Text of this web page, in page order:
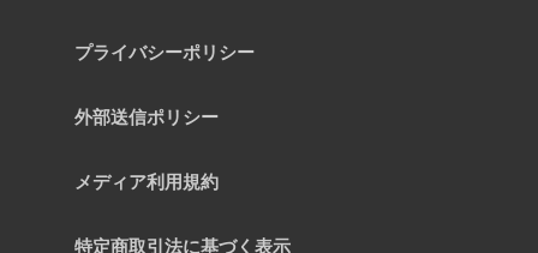
プライバシーポリシー
外部送信ポリシー
メディア利用規約
特定商取引法に基づく表示